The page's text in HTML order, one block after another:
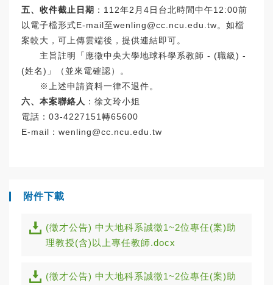
五、收件截止日期 ：112年2月4日台北時間中午12:00前
以電子檔形式E-mail至wenling@cc.ncu.edu.tw。如檔
案較大，可上傳雲端後，提供連結即可。
主旨註明「應徵中央大學地球科學系教師 - (職級) -
(姓名)」（並來電確認）。
※上述申請資料一律不退件。
六、本案聯絡人 ：徐文玲小姐
電話：03-4227151轉65600
E-mail： wenling@cc.ncu.edu.tw
附件下載
(徵才公告) 中大地科系誠徵1~2位專任(案)助
理教授(含)以上專任教師.docx
(徵才公告) 中大地科系誠徵1~2位專任(案)助